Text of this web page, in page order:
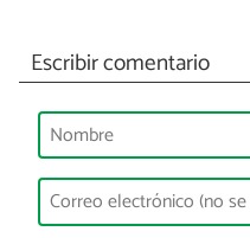
Escribir comentario